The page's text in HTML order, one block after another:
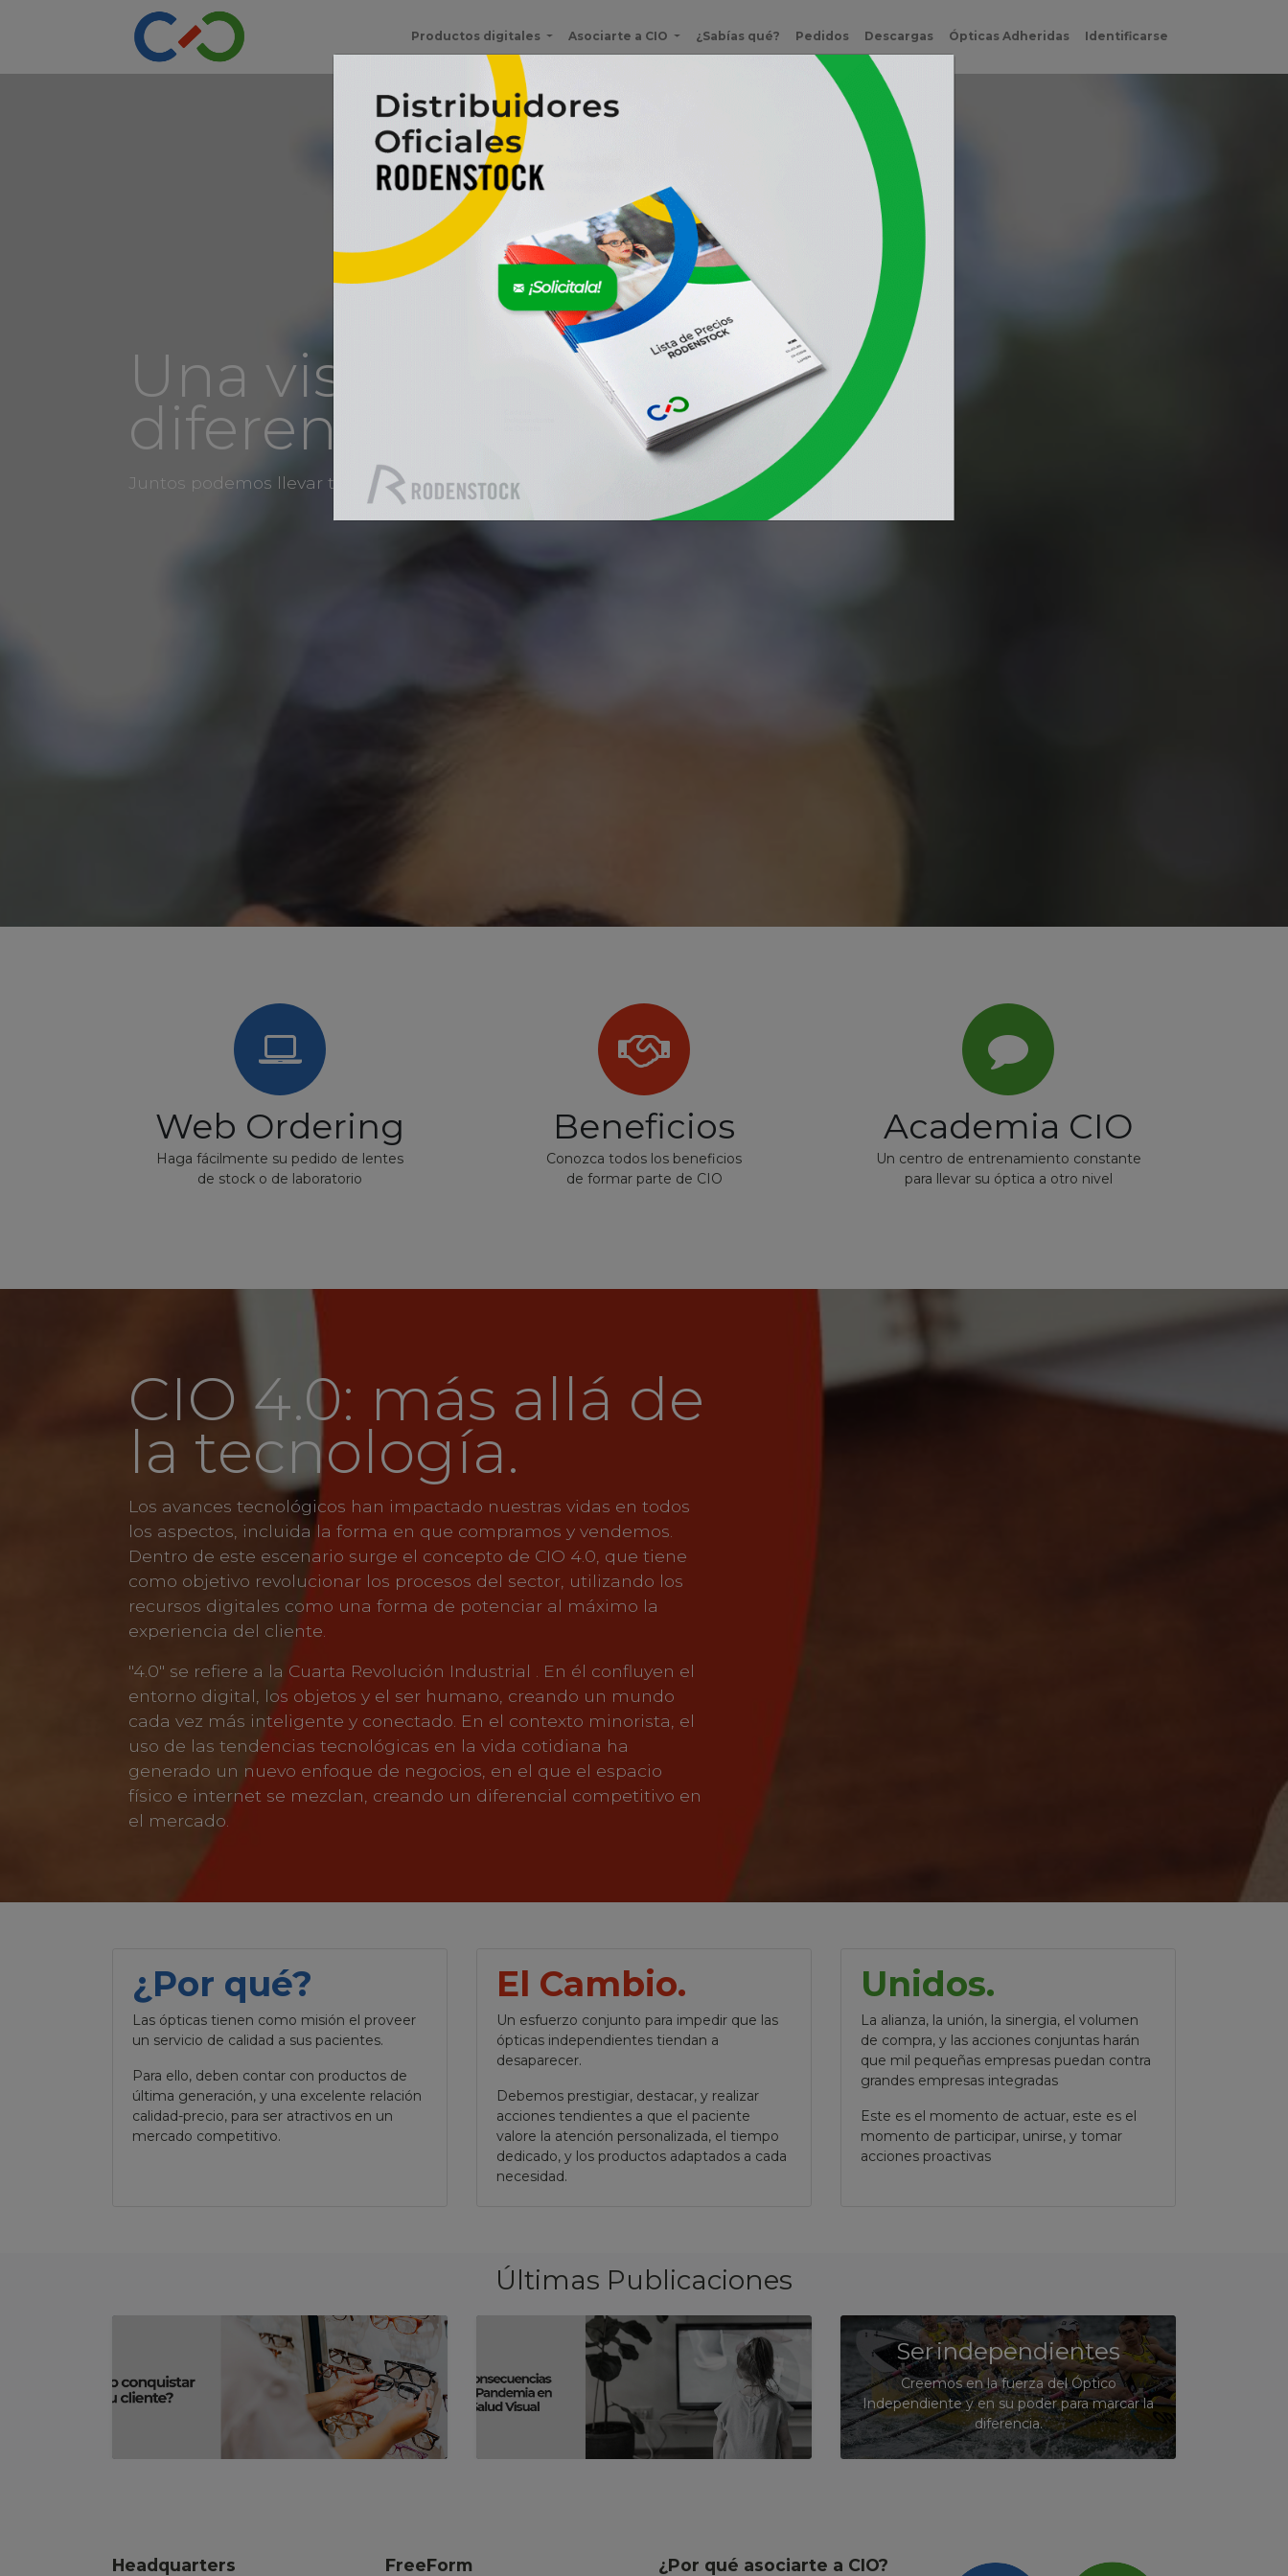
Productos digitales Asociarte a CIO ¿Sabías qué? Pedidos Descargas Ópticas Adheridas Identificarse
Una visión
diferente
Juntos podemos llevar tu marca a otro nivel
Web Ordering
Haga fácilmente su pedido de lentes
de stock o de laboratorio
Beneficios
Conozca todos los beneficios
de formar parte de CIO
Academia CIO
Un centro de entrenamiento constante
para llevar su óptica a otro nivel
CIO 4.0: más allá de
la tecnología.
Los avances tecnológicos han impactado nuestras vidas en todos
los aspectos, incluida la forma en que compramos y vendemos.
Dentro de este escenario surge el concepto de CIO 4.0, que tiene
como objetivo revolucionar los procesos del sector, utilizando los
recursos digitales como una forma de potenciar al máximo la
experiencia del cliente.
"4.0" se refiere a la Cuarta Revolución Industrial . En él confluyen el
entorno digital, los objetos y el ser humano, creando un mundo
cada vez más inteligente y conectado. En el contexto minorista, el
uso de las tendencias tecnológicas en la vida cotidiana ha
generado un nuevo enfoque de negocios, en el que el espacio
físico e internet se mezclan, creando un diferencial competitivo en
el mercado.
¿Por qué?
Las ópticas tienen como misión el proveer
un servicio de calidad a sus pacientes.
Para ello, deben contar con productos de
última generación, y una excelente relación
calidad-precio, para ser atractivos en un
mercado competitivo.
El Cambio.
Un esfuerzo conjunto para impedir que las
ópticas independientes tiendan a
desaparecer.
Debemos prestigiar, destacar, y realizar
acciones tendientes a que el paciente
valore la atención personalizada, el tiempo
dedicado, y los productos adaptados a cada
necesidad.
Unidos.
La alianza, la unión, la sinergia, el volumen
de compra, y las acciones conjuntas harán
que mil pequeñas empresas puedan contra
grandes empresas integradas
Este es el momento de actuar, este es el
momento de participar, unirse, y tomar
acciones proactivas
Últimas Publicaciones
Ser independientes
Creemos en la fuerza del Óptico
Independiente y en su poder para marcar la
diferencia.
Headquarters FreeForm ¿Por qué asociarte a CIO?